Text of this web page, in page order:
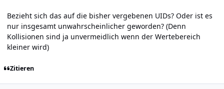
Bezieht sich das auf die bisher vergebenen UIDs? Oder ist es
nur insgesamt unwahrscheinlicher geworden? (Denn
Kollisionen sind ja unvermeidlich wenn der Wertebereich
kleiner wird)
Zitieren